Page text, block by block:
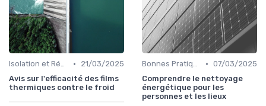
Isolation et Réduction de la Consommation •
21/03/2025
Avis sur l'efficacité des films
thermiques contre le froid
Bonnes Pratiques Quotidiennes • 07/03/2025
Comprendre le nettoyage
énergétique pour les
personnes et les lieux